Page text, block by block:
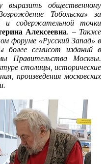
выразить общественному
Тобольска» за
и содержательной точки
Алексеевна. – Также
форуме «Русский Запад» в
более семисот изданий в
Правительства Москвы.
столицы, исторические
произведения московских